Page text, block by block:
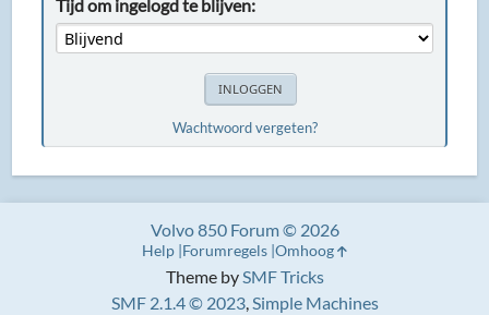
Tijd om ingelogd te blijven:
Wachtwoord vergeten?
Theme bySMF Tricks
SMF 2.1.4 © 2023,Simple Machines
Volvo 850 Forum © 2026
Help Forumregels Omhoog